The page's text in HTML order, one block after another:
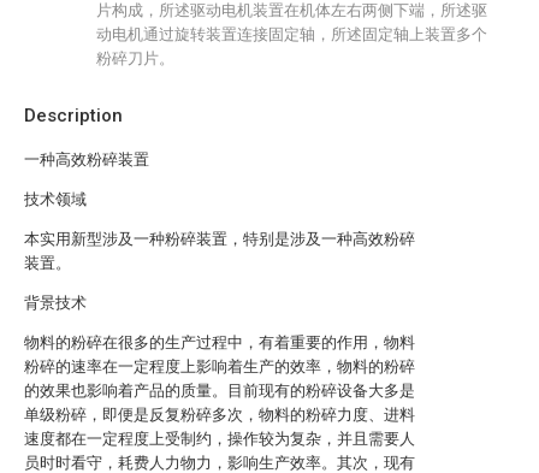
Description
一种高效粉碎装置
技术领域
本实用新型涉及一种粉碎装置，特别是涉及一种高效粉碎
装置。
背景技术
物料的粉碎在很多的生产过程中，有着重要的作用，物料
粉碎的速率在一定程度上影响着生产的效率，物料的粉碎
的效果也影响着产品的质量。目前现有的粉碎设备大多是
单级粉碎，即便是反复粉碎多次，物料的粉碎力度、进料
速度都在一定程度上受制约，操作较为复杂，并且需要人
员时时看守，耗费人力物力，影响生产效率。其次，现有
片构成，所述驱动电机装置在机体左右两侧下端，所述驱
动电机通过旋转装置连接固定轴，所述固定轴上装置多个
粉碎刀片。